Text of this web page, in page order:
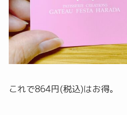
これで864円(税込)はお得。